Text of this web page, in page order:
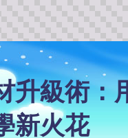
升級術：
新火花